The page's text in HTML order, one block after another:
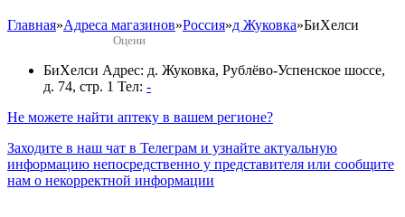
Главная»Адреса магазинов»Россия»д Жуковка»БиХелси
Оцени
БиХелси Адрес: д. Жуковка, Рублёво-Успенское шоссе,
д. 74, стр. 1 Тел: -
Не можете найти аптеку в вашем регионе?
Заходите в наш чат в Телеграм и узнайте актуальную
информацию непосредственно у представителя или сообщите
нам о некорректной информации